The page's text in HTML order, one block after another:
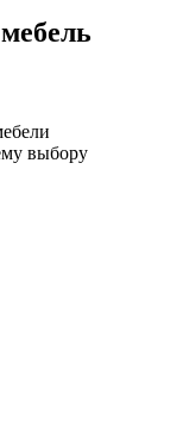
выбору